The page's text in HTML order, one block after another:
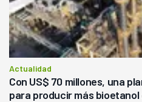
Actualidad
Con US$ 70 millones, una
para producir más bioetanol